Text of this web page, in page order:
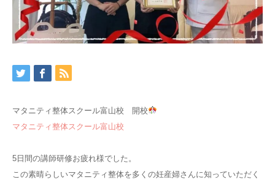
マタニティ整体スクール富山校 開校
マタニティ整体スクール富山校
5日間の講師研修お疲れ様でした。
この素晴らしいマタニティ整体を多くの妊産婦さんに知っていただく